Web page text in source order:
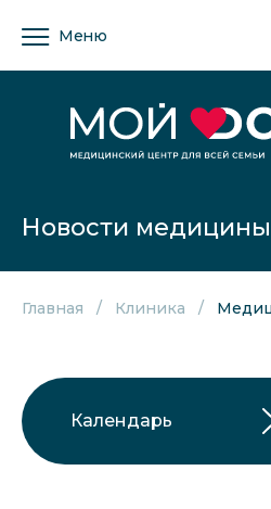
Меню
Новости медицины
Главная Клиника
Календарь